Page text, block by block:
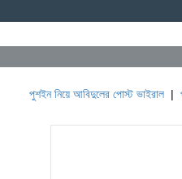
পুশইন নিয়ে আবিদুলের পোস্ট ভাইরাল|পুশ-ইনের